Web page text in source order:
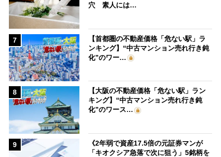
穴 素人には…
7
【首都圏の不動産価格「危ない駅」ラ
ンキング】“中古マンション売れ行き鈍
化”のワー…
8
【大阪の不動産価格「危ない駅」ラン
キング】“中古マンション売れ行き鈍
化”のワース…
9
《2年弱で資産17.5倍の元証券マンが
「キオクシア急落で次に狙う」5銘柄を